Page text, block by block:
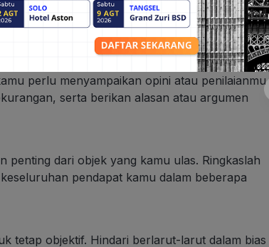
tentang objek yang akan kamu ulas.
umum objek tersebut.
perlu menyampaikan opini atau penilaianmu
serta berikan alasan atau argumen
penting dari objek yang kamu ulas. Ringkaslah
pendapat kamu dalam beberapa
tetap objektif. Hindari berlarut-larut dalam bias